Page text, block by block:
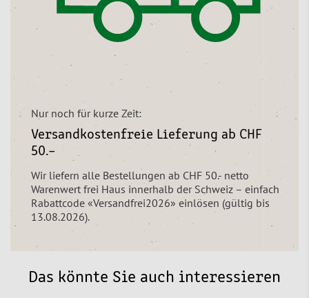
Nur noch für kurze Zeit:
Versandkostenfreie Lieferung ab CHF
50.–
Wir liefern alle Bestellungen ab CHF 50.- netto
Warenwert frei Haus innerhalb der Schweiz – einfach
Rabattcode «Versandfrei2026» einlösen (gültig bis
13.08.2026).
Das könnte Sie auch interessieren